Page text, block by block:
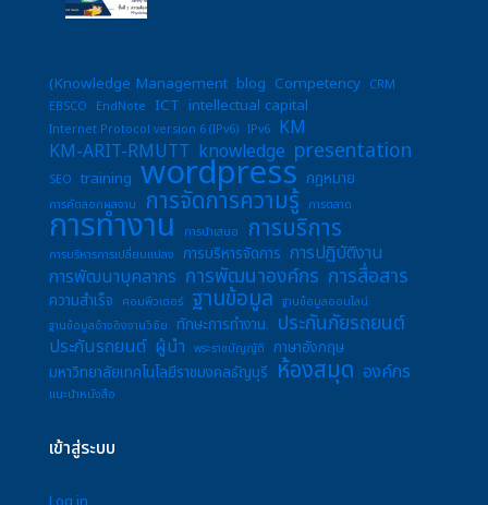
(Knowledge Management blog Competency CRM
EBSCO
EndNote ICT intellectual capital
Internet Protocol version 6 (IPv6) IPv6 KM
KM-ARIT-RMUTT knowledge presentation
SEO training wordpress กฎหมาย
การคัดลอกผลงาน การจัดการความรู้ การตลาด
การทำงาน การนำเสนอ การบริการ
การบริหารการเปลี่ยนแปลง การบริหารจัดการ การปฏิบัติงาน
การพัฒนาบุคลากร การพัฒนาองค์กร การสื่อสาร
ความสำเร็จ คอมพิวเตอร์ ฐานข้อมูล ฐานข้อมูลออนไลน์
ฐานข้อมูลอ้างอิงงานวิจัย
ทักษะการทำงาน. ประกันภัยรถยนต์
ประกันรถยนต์ ผู้นำ พระราชบัญญัติ ภาษาอังกฤษ
มหาวิทยาลัยเทคโนโลยีราชมงคลธัญบุรี ห้องสมุด องค์กร
แนะนำหนังสือ
เข้าสู่ระบบ